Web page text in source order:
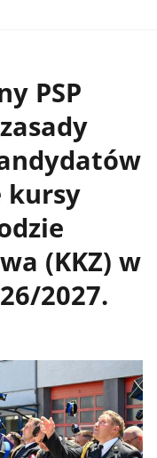
PSP
kursy
(KKZ) w
2027.